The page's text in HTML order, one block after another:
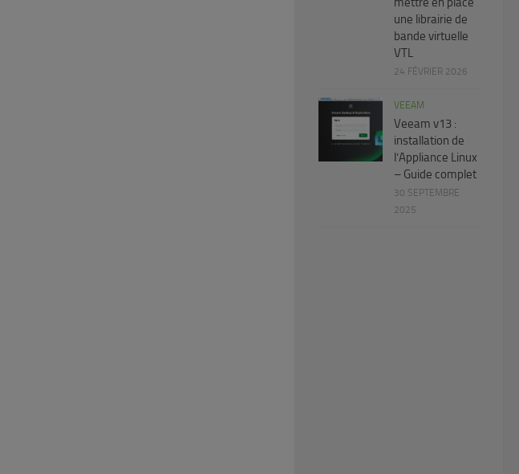
une librairie de
bande virtuelle
VTL
24 FÉVRIER 2026
VEEAM
Veeam v13 :
installation de
l’Appliance Linux
– Guide complet
30 SEPTEMBRE
2025